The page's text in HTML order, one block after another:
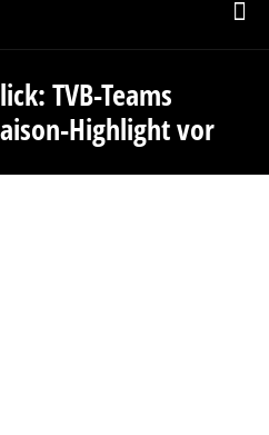
TVB-Teams
Highlight vor